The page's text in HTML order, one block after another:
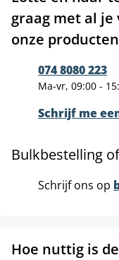
graag met al je
onze
074 8080 223
Ma-vr, 09:00 -
Schrijf me
Bulkbestelling
Schrijf ons op
Hoe nuttig is